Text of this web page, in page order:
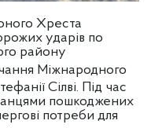
Хреста
ударів по
району
Міжнародного
Сілві. Під час
пошкоджених
потреби для